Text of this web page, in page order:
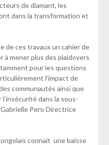
de diamant, les
dans la transformation et
de ces travaux un cahier de
à mener plus des plaidoyers
pour les questions
l’impact de
communautés ainsi que
dans la sous-
Pero Directrice
connait une baisse